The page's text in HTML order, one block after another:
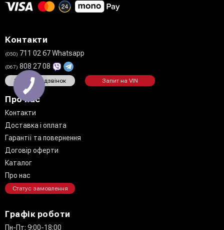
Контакти
(050) 711 02 67 Whatsapp
(067) 808 27 08
Замовити дзвінок Запит на VIN
Про нас
Контакти
Доставка і оплата
Гарантії та повернення
Договір оферти
Каталог
Про нас
Статус замовлення
Графік роботи
Пн-Пт: 9:00-18:00